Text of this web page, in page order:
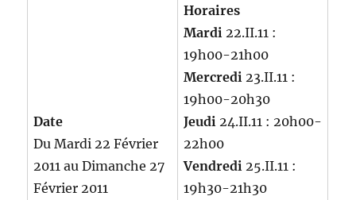
Date
Du Mardi 22 Février
2011 au Dimanche 27
Février 2011
Horaires
Mardi22.II.11 :
19h00-21h00
Mercredi23.II.11 :
19h00-20h30
Jeudi24.II.11 : 20h00-
22h00
Vendredi25.II.11 :
19h30-21h30